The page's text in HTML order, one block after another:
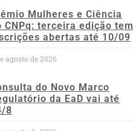
Mulheres e Ciência
CNPq: terceira edição tem
abertas até 10/09
agosto de 2026
do Novo Marco
da EaD vai até
8